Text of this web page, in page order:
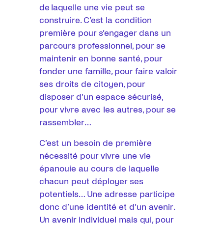
de laquelle une vie peut se
construire. C’est la condition
première pour s’engager dans un
parcours professionnel, pour se
maintenir en bonne santé, pour
fonder une famille, pour faire valoir
ses droits de citoyen, pour
disposer d’un espace sécurisé,
pour vivre avec les autres, pour se
rassembler…
C’est un besoin de première
nécessité pour vivre une vie
épanouie au cours de laquelle
chacun peut déployer ses
potentiels… Une adresse participe
donc d’une identité et d’un avenir.
Un avenir individuel mais qui, pour